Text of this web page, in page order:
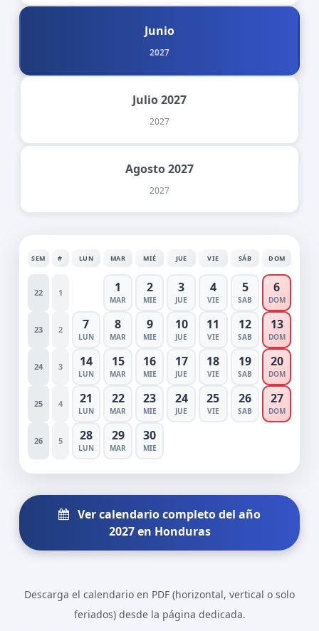
Junio
2027
Julio 2027
2027
Agosto 2027
2027
SEM # LUN MAR MIÉ JUE VIE SÁB DOM
22 1 1
MAR
2
MIE
3
JUE
4
VIE
5
SAB
6
DOM
23 2 7
LUN
8
MAR
9
MIE
10
JUE
11
VIE
12
SAB
13
DOM
24 3 14
LUN
15
MAR
16
MIE
17
JUE
18
VIE
19
SAB
20
DOM
25 4 21
LUN
22
MAR
23
MIE
24
JUE
25
VIE
26
SAB
27
DOM
26 5 28
LUN
29
MAR
30
MIE
Ver calendario completo del año
2027 en Honduras
Descarga el calendario en PDF (horizontal, vertical o solo
feriados) desde la página dedicada.